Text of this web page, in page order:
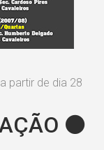
partir de dia 28
⚫